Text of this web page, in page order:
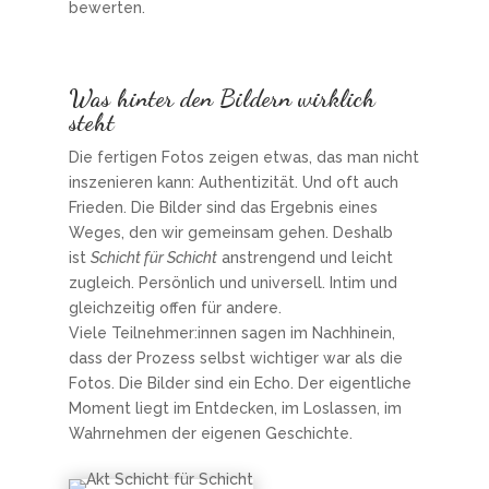
bewerten.
Was hinter den Bildern wirklich
steht
Die fertigen Fotos zeigen etwas, das man nicht
inszenieren kann: Authentizität. Und oft auch
Frieden. Die Bilder sind das Ergebnis eines
Weges, den wir gemeinsam gehen. Deshalb
ist Schicht für Schichtanstrengend und leicht
zugleich. Persönlich und universell. Intim und
gleichzeitig offen für andere.
Viele Teilnehmer:innen sagen im Nachhinein,
dass der Prozess selbst wichtiger war als die
Fotos. Die Bilder sind ein Echo. Der eigentliche
Moment liegt im Entdecken, im Loslassen, im
Wahrnehmen der eigenen Geschichte.